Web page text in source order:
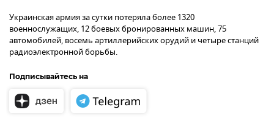
Украинская армия за сутки потеряла более 1320
военнослужащих, 12 боевых бронированных машин, 75
автомобилей, восемь артиллерийских орудий и четыре станций
радиоэлектронной борьбы.
Подписывайтесь на